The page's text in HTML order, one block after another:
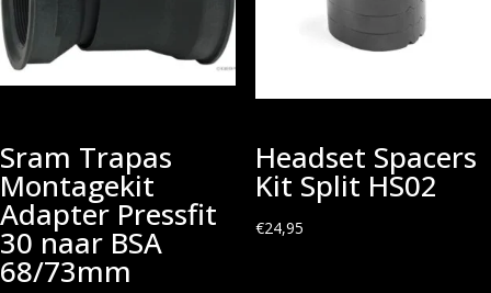
Sram Trapas
Montagekit
Adapter Pressfit
30 naar BSA
68/73mm
Headset Spacers
Kit Split HS02
€24,95